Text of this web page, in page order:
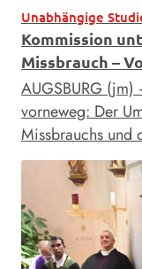
Unabhängige
Kommission
Missbrauch –
AUGSBURG
vorneweg: Der
Missbrauchs und